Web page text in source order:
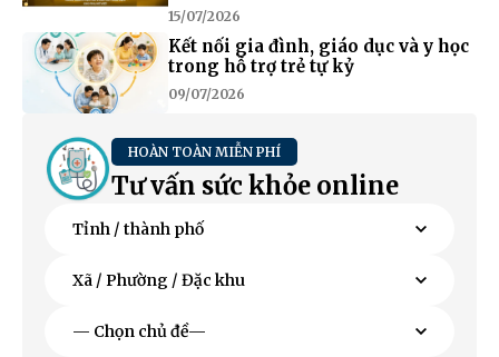
15/07/2026
Kết nối gia đình, giáo dục và y học
trong hỗ trợ trẻ tự kỷ
09/07/2026
HOÀN TOÀN MIỄN PHÍ
Tư vấn sức khỏe online